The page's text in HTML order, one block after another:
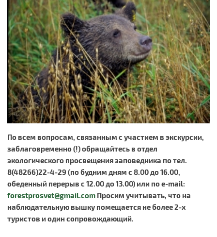
По всем вопросам, связанным с участием в экскурсии,
заблаговременно (!) обращайтесь в отдел
экологического просвещения заповедника по тел.
8(48266)22-4-29 (по будним дням с 8.00 до 16.00,
обеденный перерыв с 12.00 до 13.00) или по e-mail:
forestprosvet@gmail.com Просим учитывать, что на
наблюдательную вышку помещается не более 2-х
туристов и один сопровождающий.